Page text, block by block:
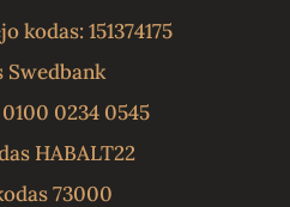
kodas: 151374175
Swedbank
0234 0545
HABALT22
73000